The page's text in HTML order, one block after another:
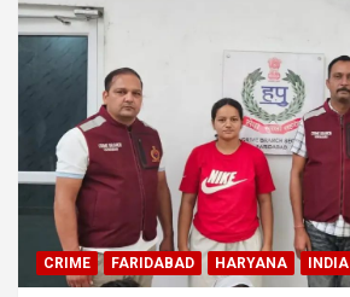
CRIME FARIDABAD HARYANA INDIA